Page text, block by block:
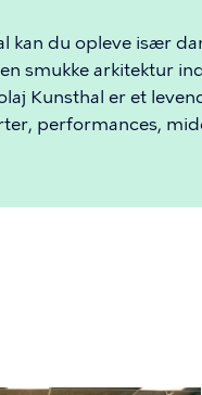
kan du opleve især
smukke arkitektur
Kunsthal er et
performances,